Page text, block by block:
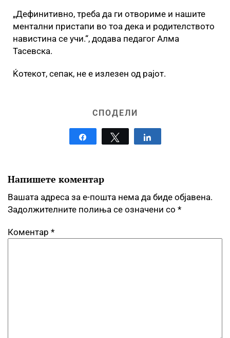
„Дефинитивно, треба да ги отвориме и нашите
ментални пристапи во тоа дека и родителството
навистина се учи.“, додава педагог Алма
Тасевска.
Ќотекот, сепак, не е излезен од рајот.
СПОДЕЛИ
Tweet
Напишете коментар
Вашата адреса за е-пошта нема да биде објавена.
Задолжителните полиња се означени со *
Коментар *